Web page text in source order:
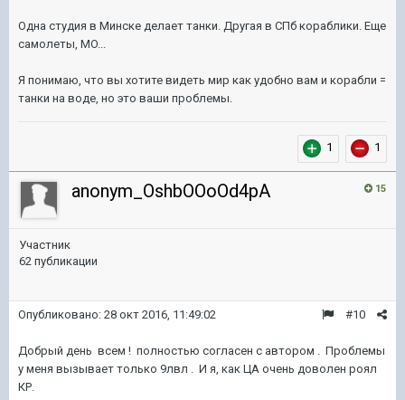
Одна студия в Минске делает танки. Другая в СПб кораблики. Еще
самолеты, MO...
Я понимаю, что вы хотите видеть мир как удобно вам и корабли =
танки на воде, но это ваши проблемы.
1 1
15
anonym_OshbOOoOd4pA
Участник
62 публикации
#10
Опубликовано: 28 окт 2016, 11:49:02
Добрый день всем ! полностью согласен с автором . Проблемы
у меня вызывает только 9лвл . И я, как ЦА очень доволен роял
КР.